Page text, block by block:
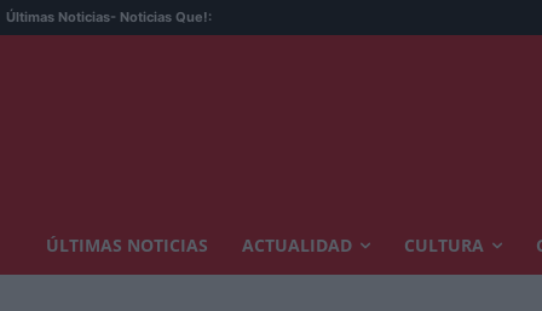
Últimas Noticias- Noticias Que!:
ÚLTIMAS NOTICIAS ACTUALIDAD CULTURA